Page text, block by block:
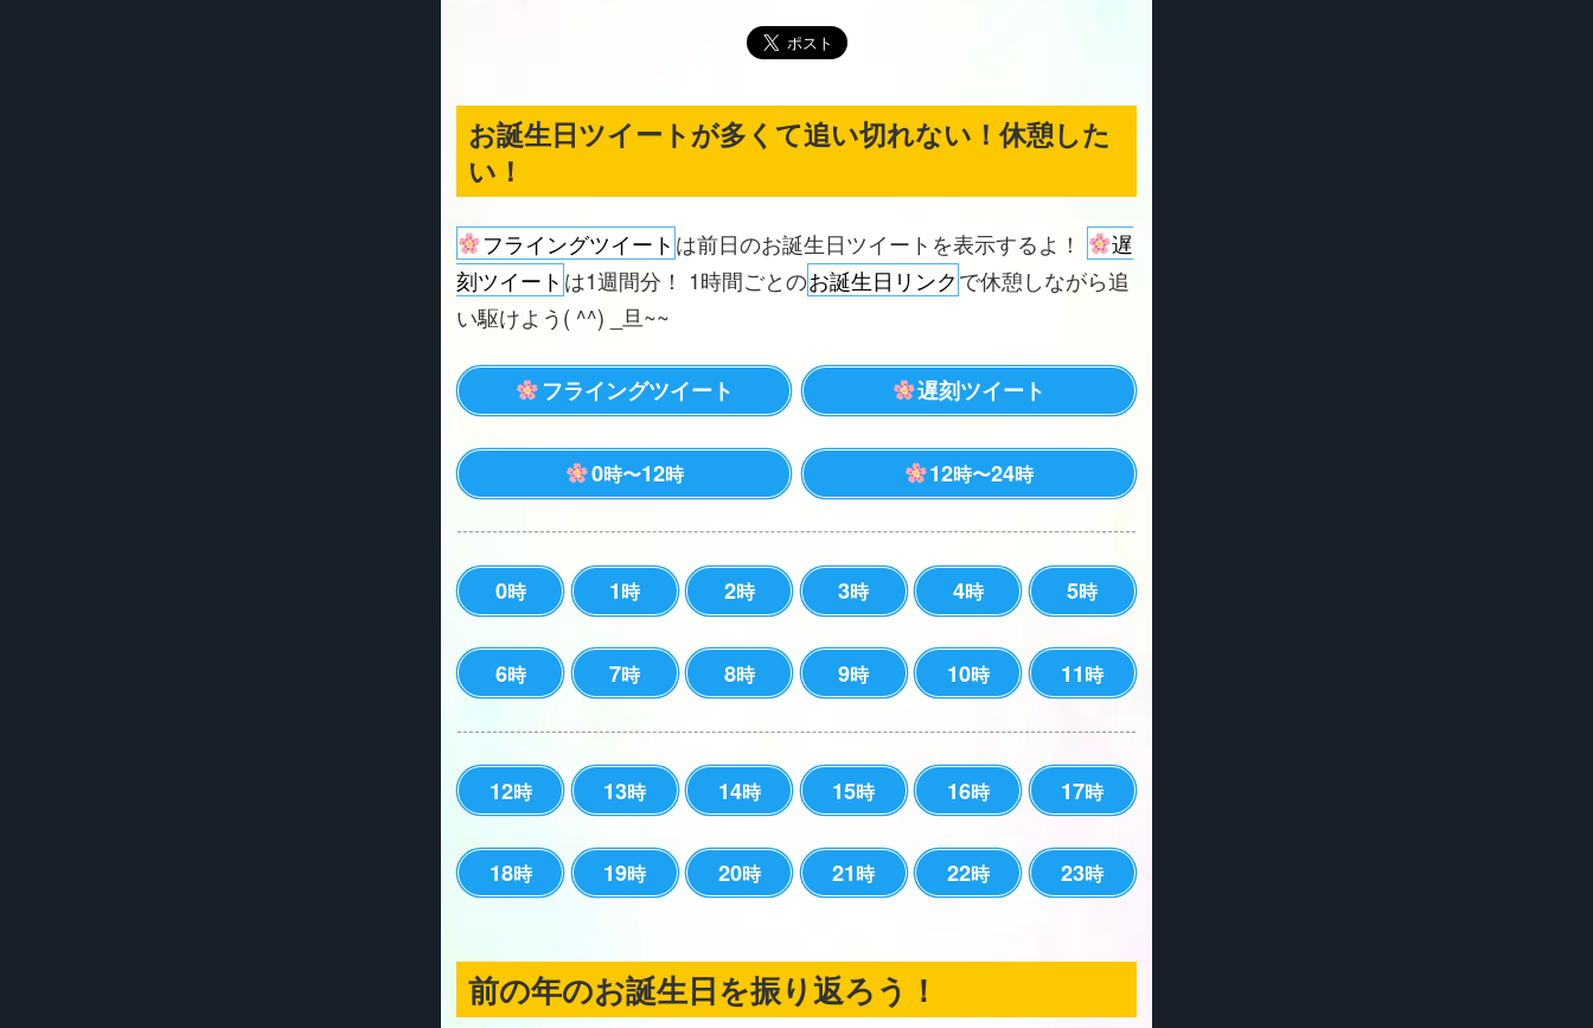
お誕生日ツイートが多くて追い切れない！休憩した
い！
フライングツイート は前日のお誕生日ツイートを表示するよ！
遅
刻ツイート は1週間分！ 1時間ごとのお誕生日リンクで休憩しながら追
い駆けよう( ^^) _旦~~
フライングツイート 遅刻ツイート
0時〜12時 12時〜24時
0時 1時 2時 3時 4時 5時
6時 7時 8時 9時 10時 11時
12時 13時 14時 15時 16時 17時
18時 19時 20時 21時 22時 23時
前の年のお誕生日を振り返ろう！